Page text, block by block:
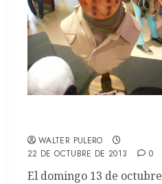
WALTER PULERO
22 DE OCTUBRE DE 2013
0
El domingo 13 de octubre